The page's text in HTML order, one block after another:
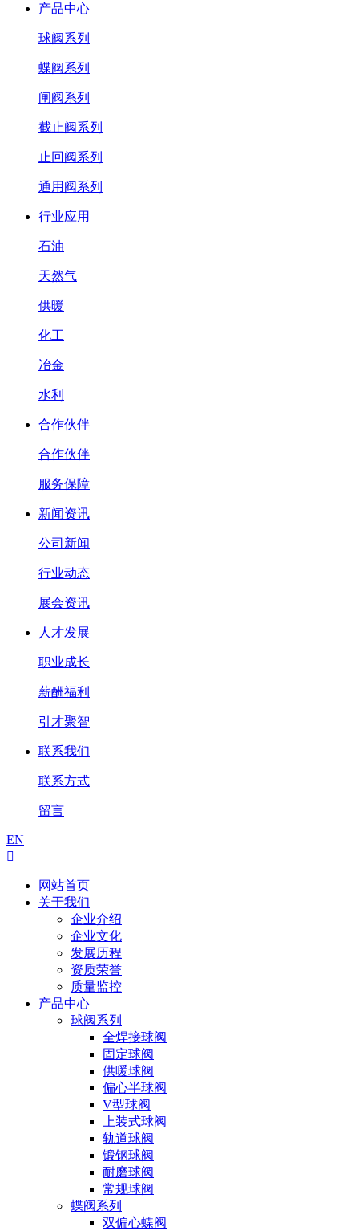
产品中心
球阀系列
蝶阀系列
闸阀系列
截止阀系列
止回阀系列
通用阀系列
行业应用
石油
天然气
供暖
化工
冶金
水利
合作伙伴
合作伙伴
服务保障
新闻资讯
公司新闻
行业动态
展会资讯
人才发展
职业成长
薪酬福利
引才聚智
联系我们
联系方式
留言
EN

网站首页
关于我们
企业介绍
企业文化
发展历程
资质荣誉
质量监控
产品中心
球阀系列
全焊接球阀
固定球阀
供暖球阀
偏心半球阀
V型球阀
上装式球阀
轨道球阀
锻钢球阀
耐磨球阀
常规球阀
蝶阀系列
双偏心蝶阀